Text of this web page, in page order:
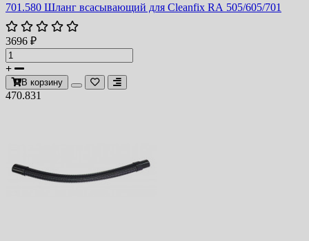
701.580 Шланг всасывающий для Cleanfix RA 505/605/701
3696 ₽
В корзину
470.831